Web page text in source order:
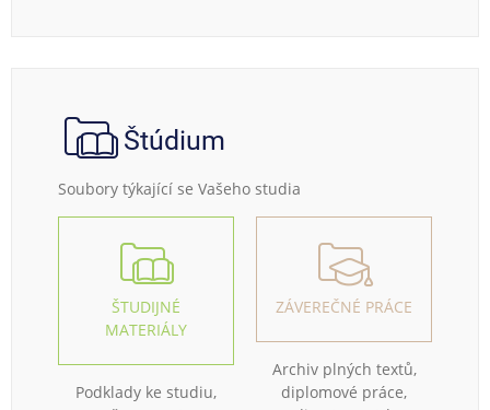
Štúdium
Soubory týkající se Vašeho studia
ŠTUDIJNÉ
MATERIÁLY
Podklady ke studiu,
ZÁVEREČNÉ PRÁCE
Archiv plných textů,
diplomové práce,